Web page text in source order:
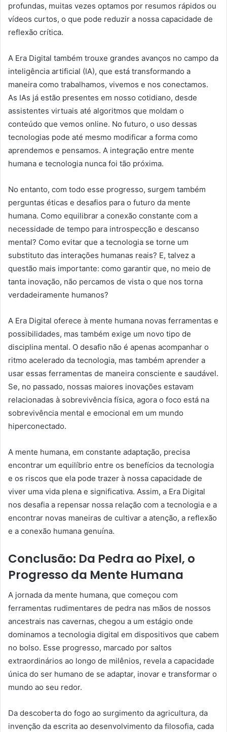
profundas, muitas vezes optamos por resumos rápidos ou
vídeos curtos, o que pode reduzir a nossa capacidade de
reflexão crítica.
A Era Digital também trouxe grandes avanços no campo da
inteligência artificial (IA), que está transformando a
maneira como trabalhamos, vivemos e nos conectamos.
As IAs já estão presentes em nosso cotidiano, desde
assistentes virtuais até algoritmos que moldam o
conteúdo que vemos online. No futuro, o uso dessas
tecnologias pode até mesmo modificar a forma como
aprendemos e pensamos. A integração entre mente
humana e tecnologia nunca foi tão próxima.
No entanto, com todo esse progresso, surgem também
perguntas éticas e desafios para o futuro da mente
humana. Como equilibrar a conexão constante com a
necessidade de tempo para introspecção e descanso
mental? Como evitar que a tecnologia se torne um
substituto das interações humanas reais? E, talvez a
questão mais importante: como garantir que, no meio de
tanta inovação, não percamos de vista o que nos torna
verdadeiramente humanos?
A Era Digital oferece à mente humana novas ferramentas e
possibilidades, mas também exige um novo tipo de
disciplina mental. O desafio não é apenas acompanhar o
ritmo acelerado da tecnologia, mas também aprender a
usar essas ferramentas de maneira consciente e saudável.
Se, no passado, nossas maiores inovações estavam
relacionadas à sobrevivência física, agora o foco está na
sobrevivência mental e emocional em um mundo
hiperconectado.
A mente humana, em constante adaptação, precisa
encontrar um equilíbrio entre os benefícios da tecnologia
e os riscos que ela pode trazer à nossa capacidade de
viver uma vida plena e significativa. Assim, a Era Digital
nos desafia a repensar nossa relação com a tecnologia e a
encontrar novas maneiras de cultivar a atenção, a reflexão
e a conexão humana genuína.
Conclusão: Da Pedra ao Pixel, o
Progresso da Mente Humana
A jornada da mente humana, que começou com
ferramentas rudimentares de pedra nas mãos de nossos
ancestrais nas cavernas, chegou a um estágio onde
dominamos a tecnologia digital em dispositivos que cabem
no bolso. Esse progresso, marcado por saltos
extraordinários ao longo de milênios, revela a capacidade
única do ser humano de se adaptar, inovar e transformar o
mundo ao seu redor.
Da descoberta do fogo ao surgimento da agricultura, da
invenção da escrita ao desenvolvimento da filosofia, cada